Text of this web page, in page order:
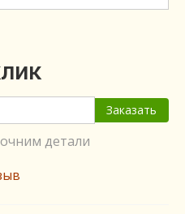
Заказать
детали